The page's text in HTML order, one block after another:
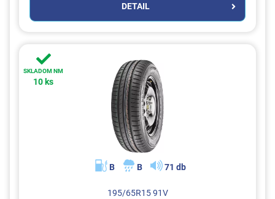
DETAIL
SKLADOM NM
10 ks
B B 71 db
195/65R15 91V